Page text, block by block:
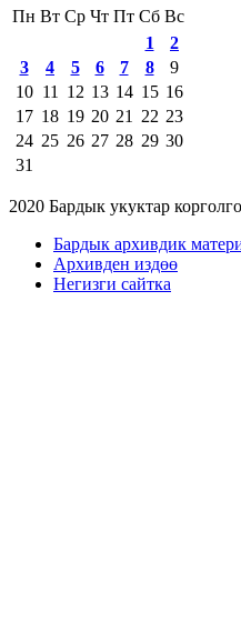
Пн Вт Ср Чт Пт Сб Вс
1
2
3
4 5 6 7 8
9
10 11 12 13 14 15 16
17 18 19 20 21 22 23
24 25 26 27 28 29 30
31
2020 Бардык укуктар
Бардык архивдик
Архивден издөө
Негизги сайтка